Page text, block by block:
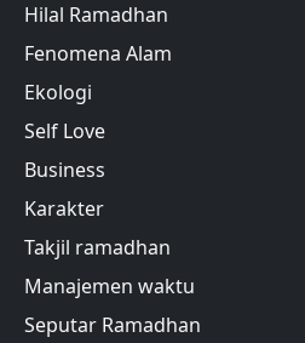
Hilal Ramadhan
Fenomena Alam
Ekologi
Self Love
Business
Karakter
Takjil ramadhan
Manajemen waktu
Seputar Ramadhan